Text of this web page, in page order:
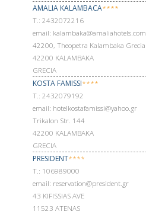
AMALIA KALAMBACA****
Т.: 2432072216
email: kalambaka@amaliahotels.com
42200, Theopetra Kalambaka Grecia
42200 KALAMBAKA
GRECIA
KOSTA FAMISSI****
Т.: 2432079192
email: hotelkostafamissi@yahoo.gr
Trikalon Str. 144
42200 KALAMBAKA
GRECIA
PRESIDENT****
Т.: 106989000
email: reservation@president.gr
43 KIFISSIAS AVE
11523 ATENAS